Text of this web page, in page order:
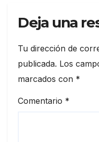
Deja una
Tu dirección de
publicada. Los
marcados con *
Comentario *